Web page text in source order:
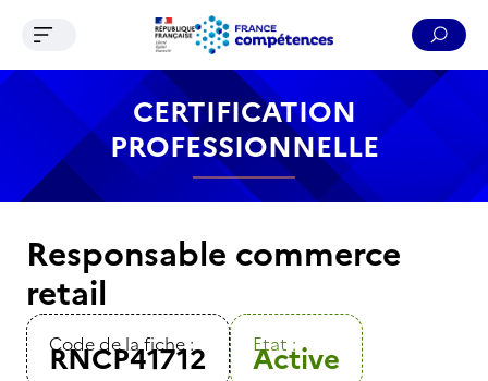
Contenu Recherche Menu Pied de page
Ouvrir le menu de navigation
CERTIFICATION
PROFESSIONNELLE
Responsable commerce
retail
Code de la fiche :
RNCP41712 Etat :
Active